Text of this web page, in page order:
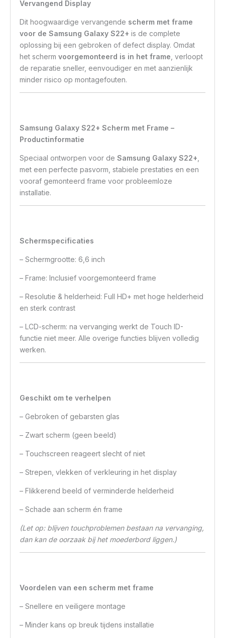
Vervangend Display
Dit hoogwaardige vervangende scherm met frame
voor de Samsung Galaxy S22+ is de complete
oplossing bij een gebroken of defect display. Omdat
het schermvoorgemonteerd is in het frame , verloopt
de reparatie sneller, eenvoudiger en met aanzienlijk
minder risico op montagefouten.
Samsung Galaxy S22+ Scherm met Frame –
Productinformatie
Speciaal ontworpen voor deSamsung Galaxy S22+
met een perfecte pasvorm, stabiele prestaties en een
vooraf gemonteerd frame voor probleemloze
installatie.
Schermspecificaties
– Schermgrootte: 6,6 inch
– Frame: Inclusief voorgemonteerd frame
– Resolutie & helderheid: Full HD+ met hoge helderheid
en sterk contrast
– LCD-scherm: na vervanging werkt de Touch ID-
functie niet meer. Alle overige functies blijven volledig
werken.
Geschikt om te verhelpen
– Gebroken of gebarsten glas
– Zwart scherm (geen beeld)
– Touchscreen reageert slecht of niet
– Strepen, vlekken of verkleuring in het display
– Flikkerend beeld of verminderde helderheid
– Schade aan scherm én frame
(Let op: blijven touchproblemen bestaan na vervanging,
dan kan de oorzaak bij het moederbord liggen.)
Voordelen van een scherm met frame
– Snellere en veiligere montage
– Minder kans op breuk tijdens installatie